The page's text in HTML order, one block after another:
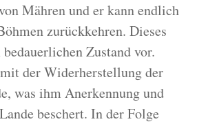
Mähren und er kann endlich
zurückkehren. Dieses
Zustand vor.
der Widerherstellung der
was ihm Anerkennung und
beschert. In der Folge